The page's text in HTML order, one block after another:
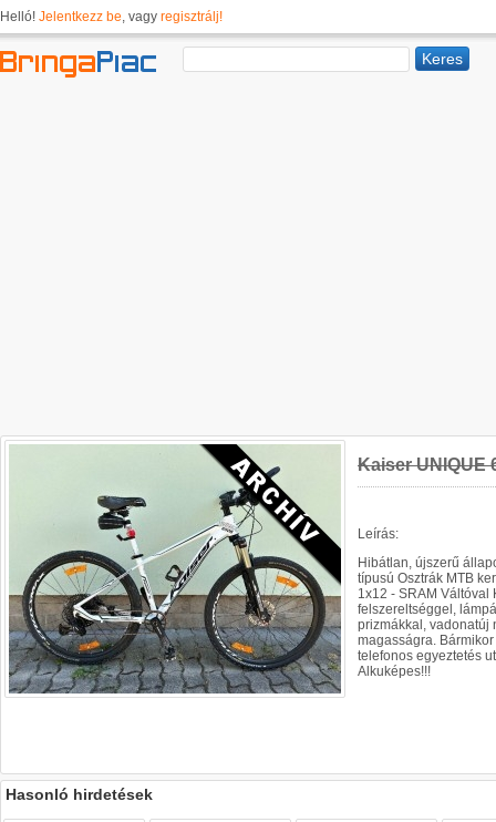
Helló! Jelentkezz be, vagy regisztrálj!
Kaiser UNIQUE
Leírás:
Hibátlan, újszerű
típusú Osztrák MTB
1x12 - SRAM Váltóval
felszereltséggel,
prizmákkal, vadonatúj
magasságra.
telefonos egyeztetés
Alkuképes!!!
Hasonló hirdetések